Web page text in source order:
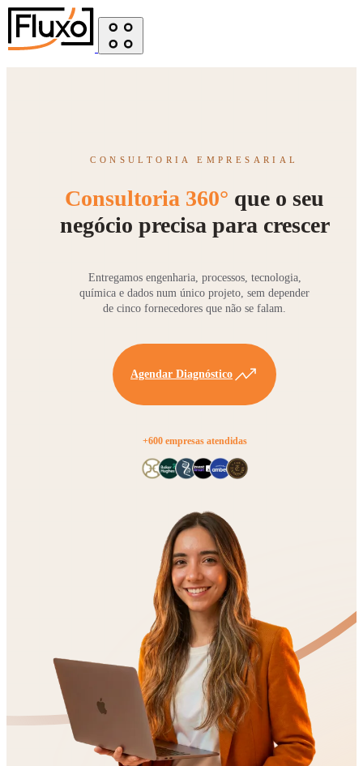
CONSULTORIA EMPRESARIAL
Consultoria 360° que o seu
negócio precisa para crescer
Entregamos engenharia, processos, tecnologia,
química e dados num único projeto, sem depender
de cinco fornecedores que não se falam.
Agendar Diagnóstico
+600 empresas atendidas